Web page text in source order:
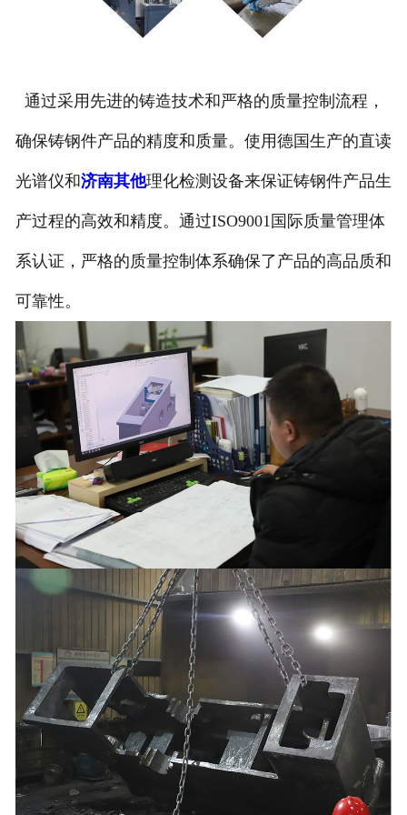
通过采用先进的铸造技术和严格的质量控制流程，
确保铸钢件产品的精度和质量。使用德国生产的直读
光谱仪和济南其他理化检测设备来保证铸钢件产品生
产过程的高效和精度。通过ISO9001国际质量管理体
系认证，严格的质量控制体系确保了产品的高品质和
可靠性。